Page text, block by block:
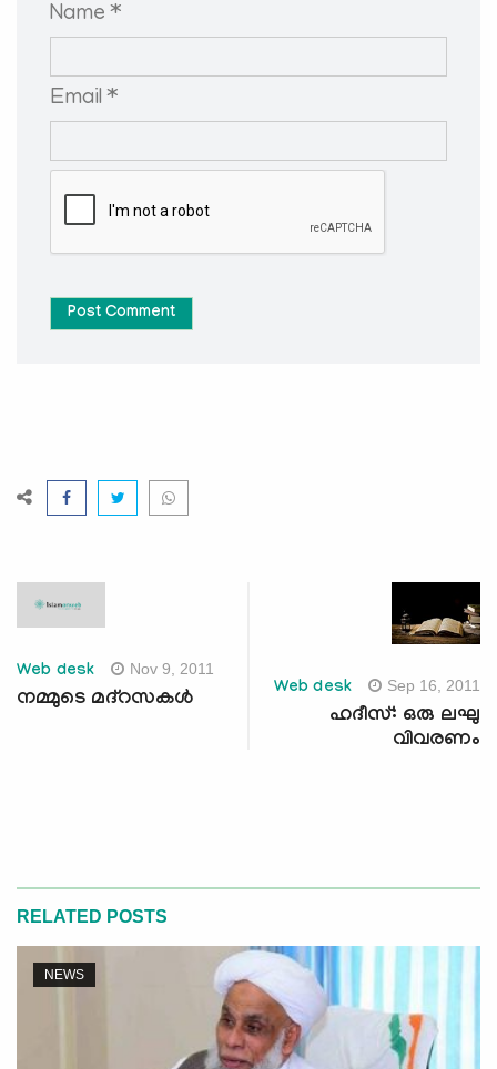
Name *
Email *
Post Comment
Web desk Nov 9, 2011
നമ്മുടെ മദ്‌റസകള്‍
Web desk Sep 16, 2011
ഹദീസ്: ഒരു ലഘു
വിവരണം
RELATED POSTS
NEWS